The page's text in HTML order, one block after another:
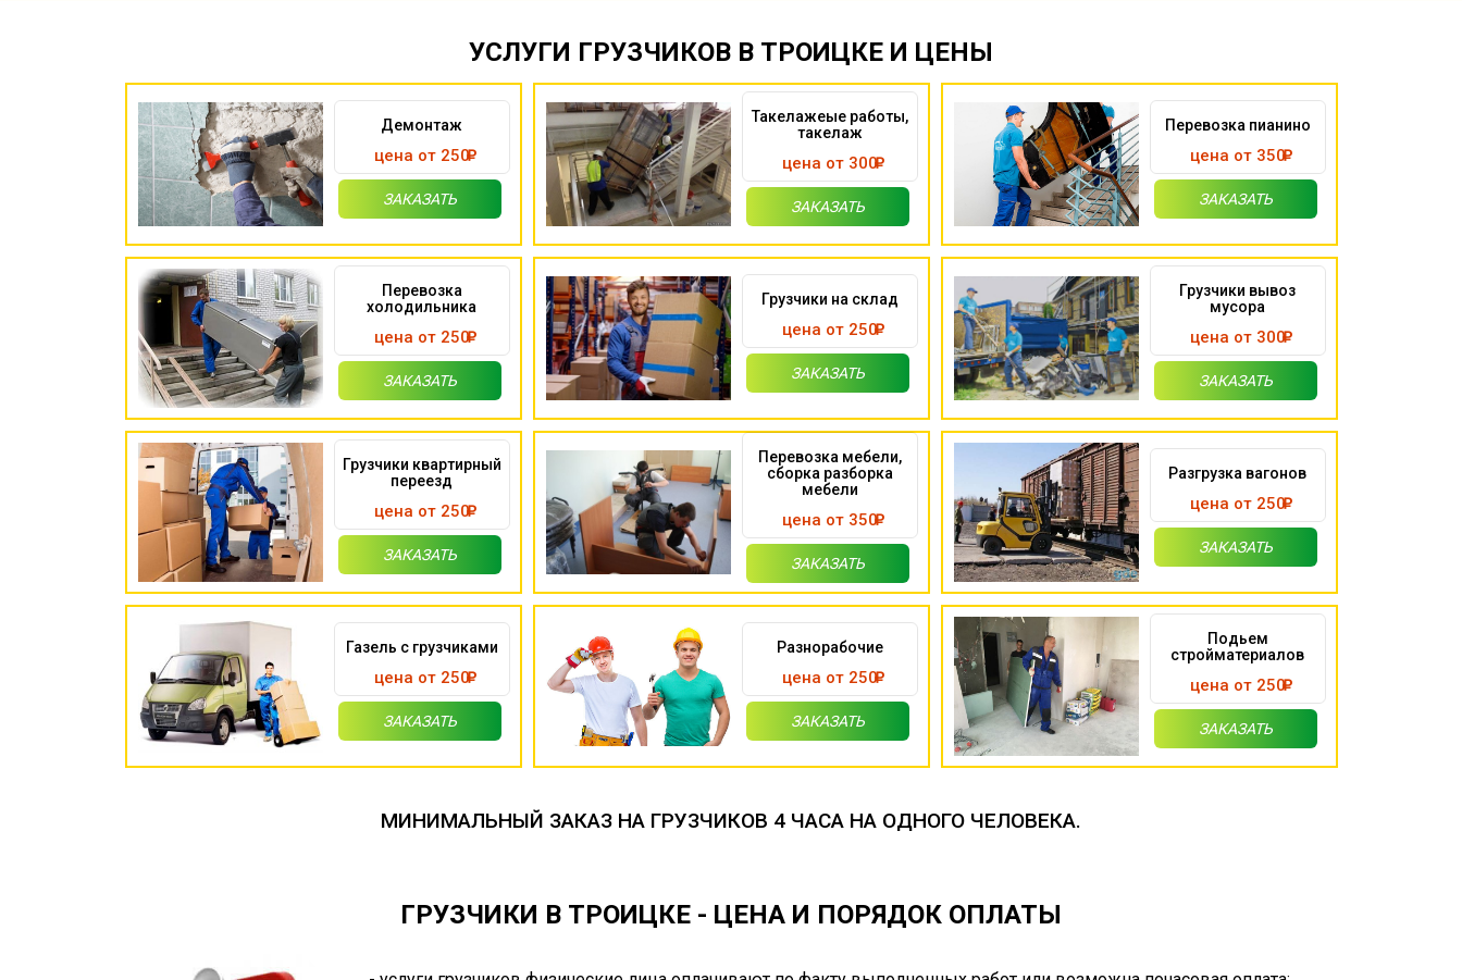
УСЛУГИ ГРУЗЧИКОВ В ТРОИЦКЕ И ЦЕНЫ
Демонтаж
цена от 250
ЗАКАЗАТЬ
Такелажеые работы,
такелаж
цена от 300
ЗАКАЗАТЬ
Перевозка пианино
цена от 350
ЗАКАЗАТЬ
Перевозка
холодильника
цена от 250
ЗАКАЗАТЬ
Грузчики на склад
цена от 250
ЗАКАЗАТЬ
Грузчики вывоз
мусора
цена от 300
ЗАКАЗАТЬ
Грузчики квартирный
переезд
цена от 250
ЗАКАЗАТЬ
Перевозка мебели,
сборка разборка
мебели
цена от 350
ЗАКАЗАТЬ
Разгрузка вагонов
цена от 250
ЗАКАЗАТЬ
Газель с грузчиками
цена от 250
ЗАКАЗАТЬ
Разнорабочие
цена от 250
ЗАКАЗАТЬ
Подьем
стройматериалов
цена от 250
ЗАКАЗАТЬ
МИНИМАЛЬНЫЙ ЗАКАЗ НА ГРУЗЧИКОВ 4 ЧАСА НА ОДНОГО ЧЕЛОВЕКА.
ГРУЗЧИКИ В ТРОИЦКЕ - ЦЕНА И ПОРЯДОК ОПЛАТЫ